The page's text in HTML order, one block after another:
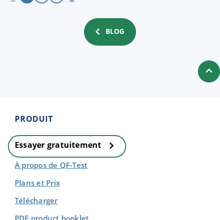
BLOG
PRODUIT
Essayer gratuitement
À propos de QF-Test
Plans et Prix
Télécharger
PDF product booklet